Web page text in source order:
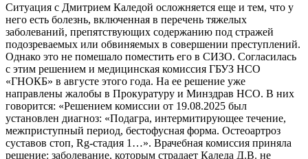
Ситуация с Дмитрием Каледой осложняется еще и тем, что у
него есть болезнь, включенная в перечень тяжелых
заболеваний, препятствующих содержанию под стражей
подозреваемых или обвиняемых в совершении преступлений.
Однако это не помешало поместить его в СИЗО. Согласилась
с этим решением и медицинская комиссия ГБУЗ НСО
«ГНОКБ» в августе этого года. На ее решение уже
направлены жалобы в Прокуратуру и Минздрав НСО. В них
говорится: «Решением комиссии от 19.08.2025 был
установлен диагноз: «Подагра, интермитирующее течение,
межприступный период, бестофусная форма. Остеоартроз
суставов стоп, Rg-стадия 1…». Врачебная комиссия приняла
решение: заболевание, которым страдает Каледа Д.В. не